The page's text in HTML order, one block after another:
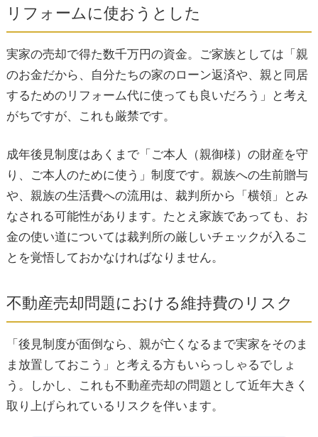
リフォームに使おうとした
実家の売却で得た数千万円の資金。ご家族としては「親
のお金だから、自分たちの家のローン返済や、親と同居
するためのリフォーム代に使っても良いだろう」と考え
がちですが、これも厳禁です。
成年後見制度はあくまで「ご本人（親御様）の財産を守
り、ご本人のために使う」制度です。親族への生前贈与
や、親族の生活費への流用は、裁判所から「横領」とみ
なされる可能性があります。たとえ家族であっても、お
金の使い道については裁判所の厳しいチェックが入るこ
とを覚悟しておかなければなりません。
不動産売却問題における維持費のリスク
「後見制度が面倒なら、親が亡くなるまで実家をそのま
ま放置しておこう」と考える方もいらっしゃるでしょ
う。しかし、これも不動産売却の問題として近年大きく
取り上げられているリスクを伴います。